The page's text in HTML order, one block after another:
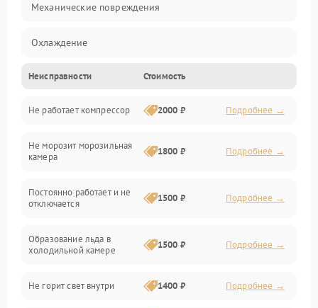
Механические повреждения
Охлаждение
Механика
Электропитание
Дренаж
Неисправности Стоимость
Не работает компрессор 2000 ₽ Подробнее →
Не морозит морозильная
камера
1800 ₽ Подробнее →
Постоянно работает и не
отключается
1500 ₽ Подробнее →
Образование льда в
холодильной камере
1500 ₽ Подробнее →
Не горит свет внутри 1400 ₽ Подробнее →